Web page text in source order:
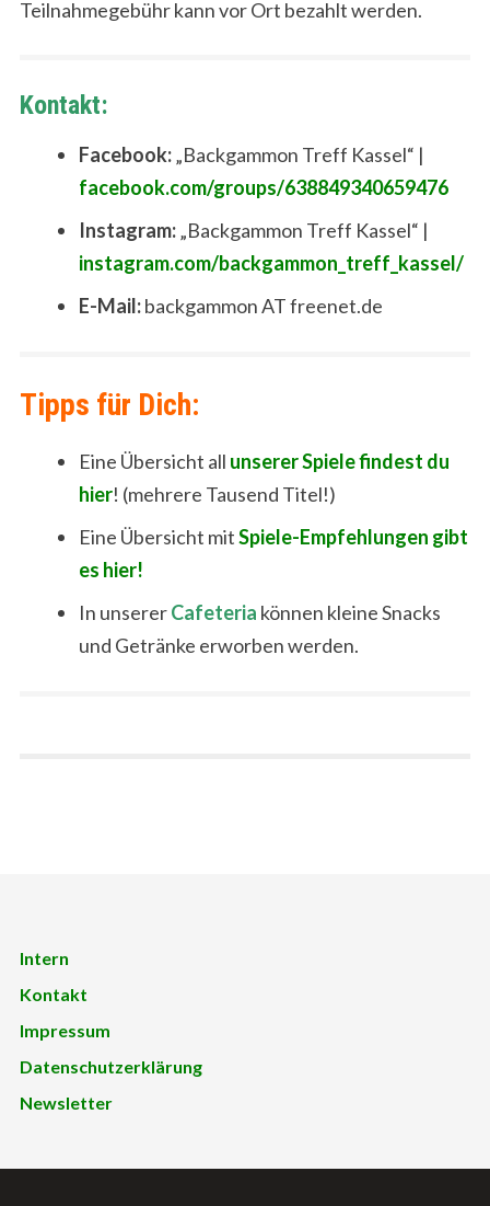
Teilnahmegebühr kann vor Ort bezahlt werden.
Kontakt:
Facebook:„Backgammon Treff Kassel“ |
facebook.com/groups/638849340659476
Instagram:„Backgammon Treff Kassel“ |
instagram.com/backgammon_treff_kassel/
E-Mail:backgammon AT freenet.de
Tipps für Dich:
Eine Übersicht all unserer Spiele findest du
hier! (mehrere Tausend Titel!)
Eine Übersicht mitSpiele-Empfehlungen gibt
es hier!
In unsererCafeteria können kleine Snacks
und Getränke erworben werden.
Intern
Kontakt
Impressum
Datenschutzerklärung
Newsletter